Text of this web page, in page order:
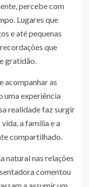
percebe com
Lugares que
e até pequenas
que
gratidão.
acompanhar as
uma experiência
realidade faz surgir
a família e a
compartilhado.
natural nas relações
comentou